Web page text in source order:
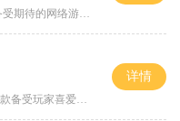
今日新开传奇世界网，是一款备受期待的网络游戏。作为一款经典的传奇游戏，传奇世界经过精心改良并进行全新上线，定能给玩家带来更优质的游戏体验。废话不多说，下面让我们来
传奇世界手游私sf官网3023是一款备受玩家喜爱的多人在线角色扮演游戏。它是传奇世界系列的手机版，保留了原版游戏的精髓，并且采用了全新的画面设计和操作方式，为玩家带来了更
详情